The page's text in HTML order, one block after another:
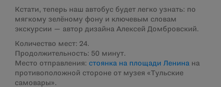
Кстати, теперь наш автобус будет легко узнать: по
мягкому зелёному фону и ключевым словам
экскурсии — автор дизайна Алексей Домбровский.
Количество мест: 24.
Продолжительность: 50 минут.
Место отправления: стоянка на площади Ленина на
противоположной стороне от музея «Тульские
самовары».